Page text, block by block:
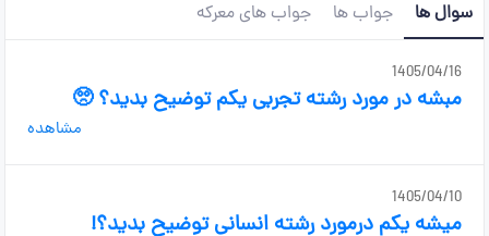
سوال ها جواب ها جواب های معرکه
1405/04/16
مبشه در مورد رشته تجربی یکم توضیح بدید؟ 🥺
مشاهده
1405/04/10
میشه یکم درمورد رشته انسانی توضیح بدید؟!